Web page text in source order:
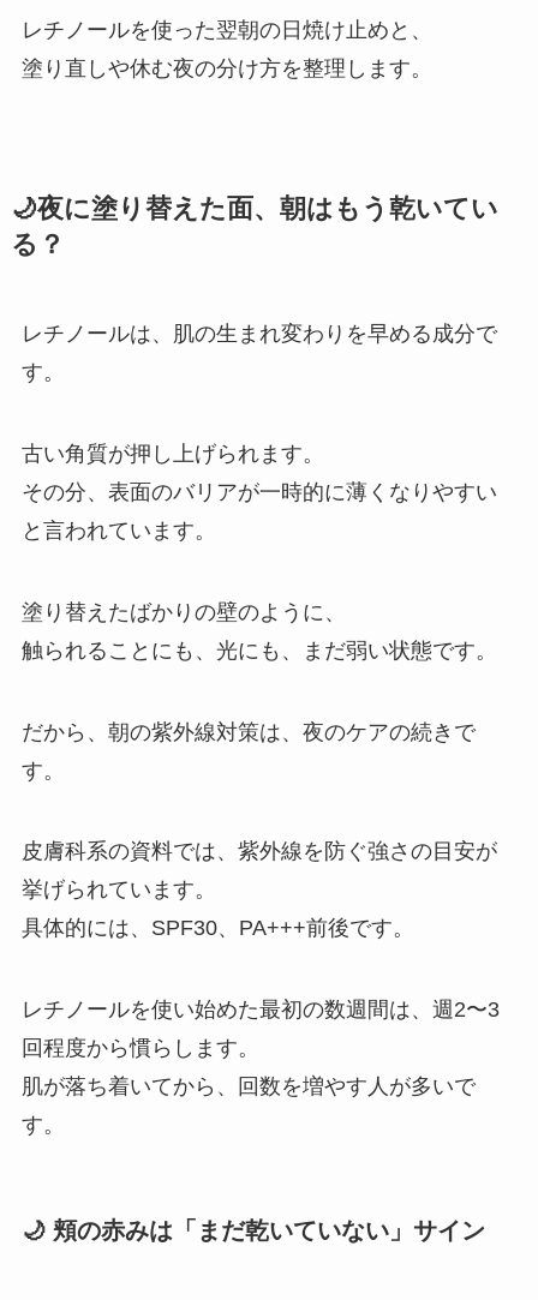
レチノールを使った翌朝の日焼け止めと、
塗り直しや休む夜の分け方を整理します。
🌙夜に塗り替えた面、朝はもう乾いてい
る？
レチノールは、肌の生まれ変わりを早める成分で
す。
古い角質が押し上げられます。
その分、表面のバリアが一時的に薄くなりやすい
と言われています。
塗り替えたばかりの壁のように、
触られることにも、光にも、まだ弱い状態です。
だから、朝の紫外線対策は、夜のケアの続きで
す。
皮膚科系の資料では、紫外線を防ぐ強さの目安が
挙げられています。
具体的には、SPF30、PA+++前後です。
レチノールを使い始めた最初の数週間は、週2〜3
回程度から慣らします。
肌が落ち着いてから、回数を増やす人が多いで
す。
🌙 頬の赤みは「まだ乾いていない」サイン